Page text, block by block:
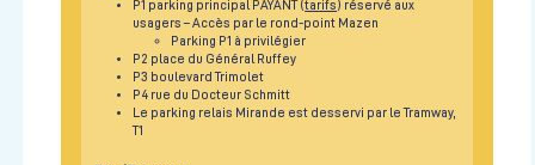
P1 parking principal PAYANT (tarifs) réservé aux
usagers – Accès par le rond-point Mazen
Parking P1 à privilégier
P2 place du Général Ruffey
P3 boulevard Trimolet
P4 rue du Docteur Schmitt
Le parking relais Mirande est desservi par le Tramway,
T1